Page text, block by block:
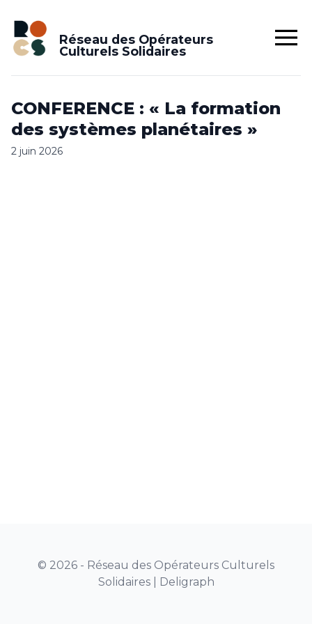
Réseau des Opérateurs
Culturels Solidaires
CONFERENCE : « La formation
des systèmes planétaires »
2 juin 2026
© 2026 - Réseau des Opérateurs Culturels
Solidaires | Deligraph